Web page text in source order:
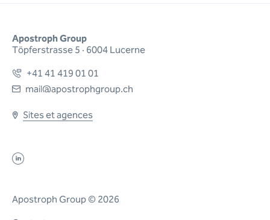
Apostroph Group
Töpferstrasse 5 · 6004 Lucerne
+41 41 419 01 01
mail@apostrophgroup.ch
Sites et agences
Apostroph Group © 2026